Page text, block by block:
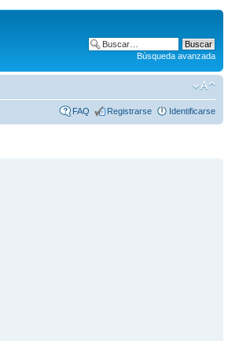
Búsqueda avanzada
FAQ Registrarse Identificarse